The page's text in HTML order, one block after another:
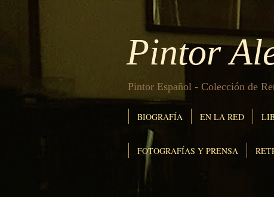
Pintor
Pintor Español - Colección de
BIOGRAFÍA EN LA RED
FOTOGRAFÍAS Y PRENSA